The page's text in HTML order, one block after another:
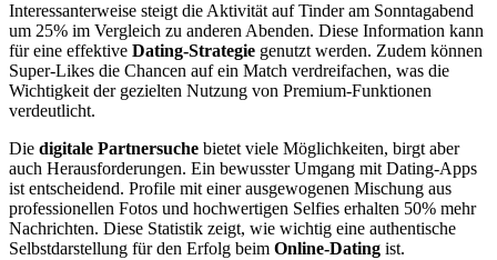
Interessanterweise steigt die Aktivität auf Tinder am Sonntagabend
um 25% im Vergleich zu anderen Abenden. Diese Information kann
für eine effektive Dating-Strategie genutzt werden. Zudem können
Super-Likes die Chancen auf ein Match verdreifachen, was die
Wichtigkeit der gezielten Nutzung von Premium-Funktionen
verdeutlicht.
Die digitale Partnersuche bietet viele Möglichkeiten, birgt aber
auch Herausforderungen. Ein bewusster Umgang mit Dating-Apps
ist entscheidend. Profile mit einer ausgewogenen Mischung aus
professionellen Fotos und hochwertigen Selfies erhalten 50% mehr
Nachrichten. Diese Statistik zeigt, wie wichtig eine authentische
Selbstdarstellung für den Erfolg beim Online-Dating ist.